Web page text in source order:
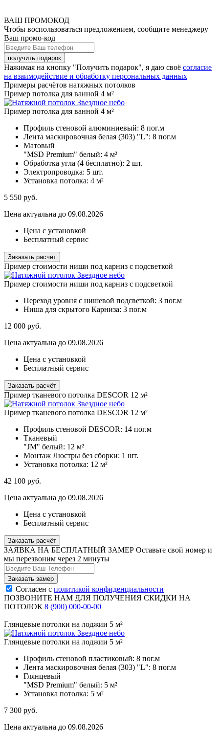
ВАШ ПРОМОКОД
Чтобы воспользоваться предложением, сообщите менеджеру
Ваш промо-код
Нажимая на кнопку "Получить подарок", я даю своё согласие
на взаимодействие и обработку персональных данных
Примеры расчётов натяжных потолков
Пример потолка для ванной 4 м²
Пример потолка для ванной 4 м²
Профиль стеновой алюминиевый: 8 пог.м
Лента маскировочная белая (303) "L": 8 пог.м
Матовый
"MSD Premium" белый: 4 м²
Обработка угла (4 бесплатно): 2 шт.
Электропроводка: 5 шт.
Установка потолка: 4 м²
5 550 руб.
Цена актуальна до 09.08.2026
Цена с установкой
Бесплатный сервис
Заказать расчёт
Пример стоимости ниши под карниз с подсветкой
Пример стоимости ниши под карниз с подсветкой
Переход уровня с нишевой подсветкой: 3 пог.м
Ниша для скрытого Карниза: 3 пог.м
12 000 руб.
Цена актуальна до 09.08.2026
Цена с установкой
Бесплатный сервис
Заказать расчёт
Пример тканевого потолка DESCOR 12 м²
Пример тканевого потолка DESCOR 12 м²
Профиль стеновой DESCOR: 14 пог.м
Тканевый
"JM" белый: 12 м²
Монтаж Люстры без сборки: 1 шт.
Установка потолка: 12 м²
42 100 руб.
Цена актуальна до 09.08.2026
Цена с установкой
Бесплатный сервис
Заказать расчёт
ЗАЯВКА НА БЕСПЛАТНЫЙ ЗАМЕР Оставьте свой номер и
мы перезвоним через 2 минуты
Согласен с политикой конфиденциальности
ПОЗВОНИТЕ НАМ ДЛЯ ПОЛУЧЕНИЯ СКИДКИ НА
ПОТОЛОК 8 (900) 000-00-00
Глянцевые потолки на лоджии 5 м²
Глянцевые потолки на лоджии 5 м²
Профиль стеновой пластиковый: 8 пог.м
Лента маскировочная белая (303) "L": 8 пог.м
Глянцевый
"MSD Premium" белый: 5 м²
Установка потолка: 5 м²
7 300 руб.
Цена актуальна до 09.08.2026